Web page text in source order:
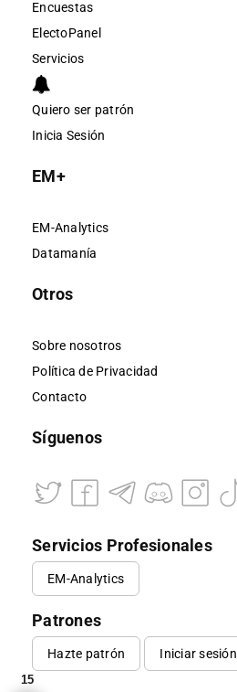
Encuestas
ElectoPanel
Servicios
Quiero ser patrón
Inicia Sesión
EM+
EM-Analytics
Datamanía
Otros
Sobre nosotros
Política de Privacidad
Contacto
Síguenos
Servicios Profesionales
EM-Analytics
Patrones
Hazte patrón Iniciar sesión
15